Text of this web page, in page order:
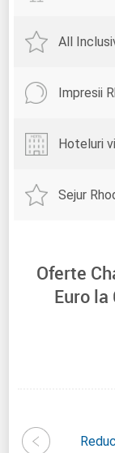
All
Impresii
Hoteluri
Sejur
Oferte
Euro la
Hotel